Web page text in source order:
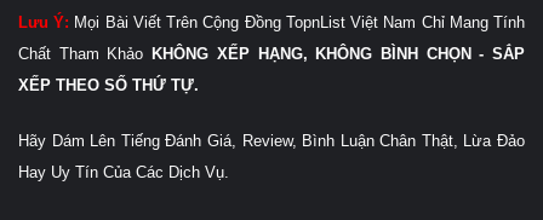
Lưu Ý: Mọi Bài Viết Trên Cộng Đồng TopnList Việt Nam Chỉ Mang Tính
Chất Tham KhảoKHÔNG XẾP HẠNG, KHÔNG BÌNH CHỌN - SẮP
XẾP THEO SỐ THỨ TỰ.
Hãy Dám Lên Tiếng Đánh Giá, Review, Bình Luận Chân Thật, Lừa Đảo
Hay Uy Tín Của Các Dịch Vụ.